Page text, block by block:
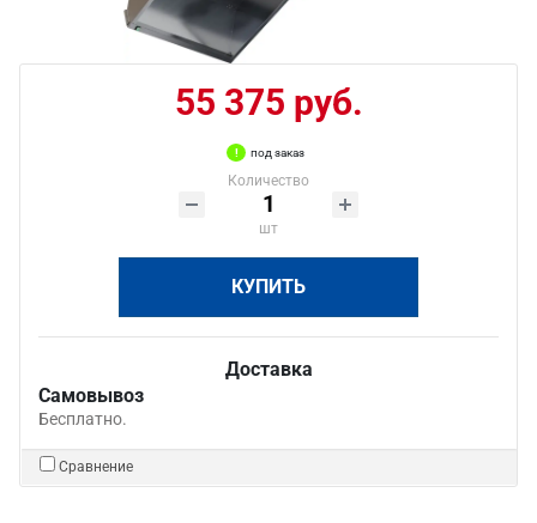
55 375 руб.
под заказ
Количество
шт
КУПИТЬ
Доставка
Самовывоз
Бесплатно.
Сравнение